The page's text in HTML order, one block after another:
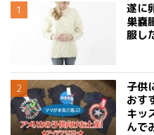
遂に
巣嚢
服し
子供
おす
キッ
んで